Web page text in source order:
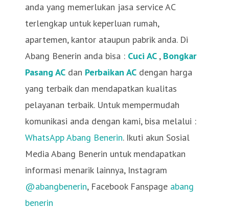
anda yang memerlukan jasa service AC
terlengkap untuk keperluan rumah,
apartemen, kantor ataupun pabrik anda. Di
Abang Benerin anda bisa : Cuci AC , Bongkar
Pasang AC dan Perbaikan AC dengan harga
yang terbaik dan mendapatkan kualitas
pelayanan terbaik. Untuk mempermudah
komunikasi anda dengan kami, bisa melalui :
WhatsApp Abang Benerin. Ikuti akun Sosial
Media Abang Benerin untuk mendapatkan
informasi menarik lainnya, Instagram
@abangbenerin, Facebook Fanspage abang
benerin